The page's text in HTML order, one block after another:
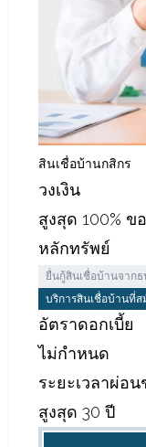
สินเชื่อบ้านกสิกร
วงเงิน
สูงสุด 100% ข
หลักทรัพย์
ยื่นกู้สินเชื่อบ้านจากธ
บริการสินเชื่อบ้านที่ส
อัตราดอกเบี้ย
ไม่กำหนด
ระยะเวลาผ่อน
สูงสุด 30 ปี